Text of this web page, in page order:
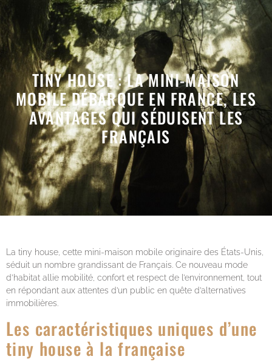
TINY HOUSE : LA MINI-MAISON
MOBILE DÉBARQUE EN FRANCE, LES
AVANTAGES QUI SÉDUISENT LES
FRANÇAIS
La tiny house, cette mini-maison mobile originaire des États-Unis,
séduit un nombre grandissant de Français. Ce nouveau mode
d’habitat allie mobilité, confort et respect de l’environnement, tout
en répondant aux attentes d’un public en quête d’alternatives
immobilières.
Les caractéristiques uniques d’une
tiny house à la française